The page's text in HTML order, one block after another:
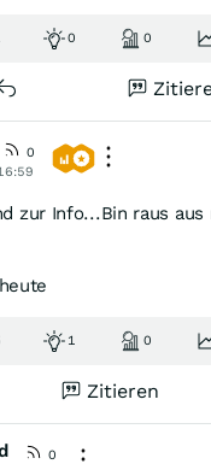
0 0
0
zur Info...Bin raus aus
1 0
Zitieren
0